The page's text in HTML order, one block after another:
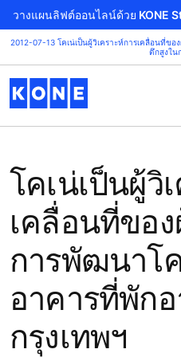
วางแผนลิฟต์ออนไลน์ด้วย KONE
2012-07-13 โคเน่เป็นผู้วิเคราะห์การเคลื่อนที่ข
ตึกสูงใน
โคเน่เป็นผู้วิ
เคลื่อนที่ขอ
การพัฒนาโ
อาคารที่พัก
กรุงเทพฯ